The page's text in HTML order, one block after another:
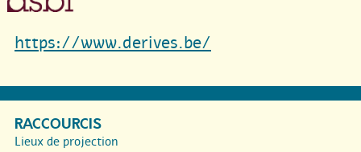
https://www.derives.be/
RACCOURCIS
Lieux de projection